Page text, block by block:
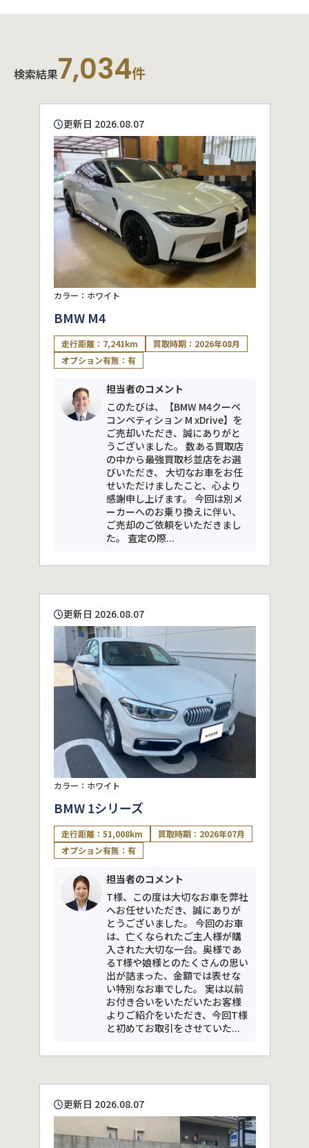
検索結果7,034件
更新日 2026.08.07
カラー：ホワイト
BMW M4
走行距離：7,241km
買取時期：2026年08月
オプション有無：有
担当者のコメント
このたびは、【BMW M4クーペ
コンペティション M xDrive】を
ご売却いただき、誠にありがと
うございました。 数ある買取店
の中から最強買取杉並店をお選
びいただき、 大切なお車をお任
せいただけましたこと、心より
感謝申し上げます。 今回は別メ
ーカーへのお乗り換えに伴い、
ご売却のご依頼をいただきまし
た。 査定の際...
更新日 2026.08.07
カラー：ホワイト
BMW 1シリーズ
走行距離：51,008km
買取時期：2026年07月
オプション有無：有
担当者のコメント
T様、この度は大切なお車を弊社
へお任せいただき、誠にありが
とうございました。 今回のお車
は、亡くなられたご主人様が購
入された大切な一台。奥様であ
るT様や娘様とのたくさんの思い
出が詰まった、金額では表せな
い特別なお車でした。 実は以前
お付き合いをいただいたお客様
よりご紹介をいただき、今回T様
と初めてお取引をさせていた...
更新日 2026.08.07